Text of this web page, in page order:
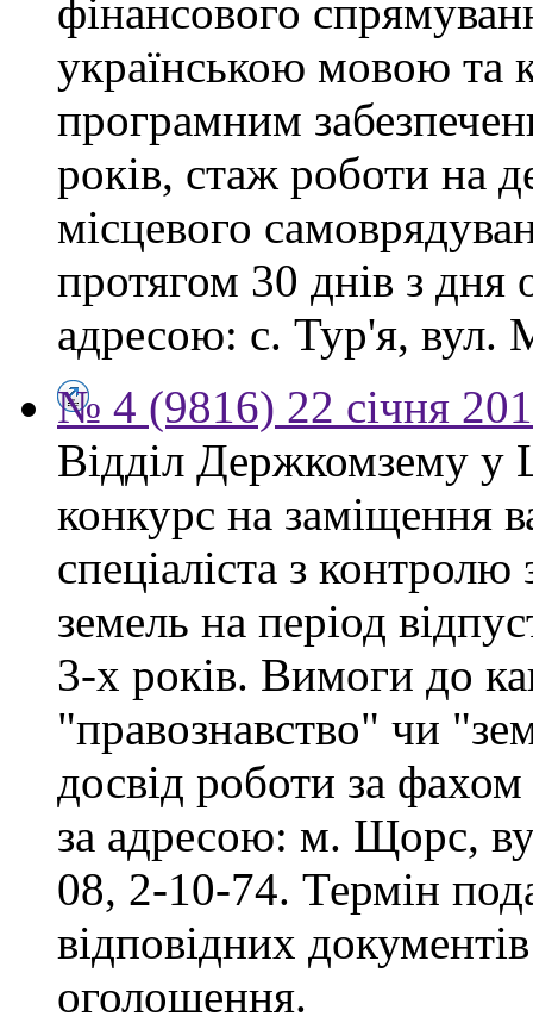
фінансового
українською мовою та
програмним
років, стаж роботи на
місцевого
протягом 30 днів з дня
адресою: с. Тур'я, вул.
№ 4 (9816) 22 січня
Відділ Держкомзему у
конкурс на заміщення
спеціаліста з
земель на період
3-х років. Вимоги до
"правознавство" чи
досвід роботи за
за адресою: м. Щорс,
08, 2-10-74. Термін
відповідних
оголошення.